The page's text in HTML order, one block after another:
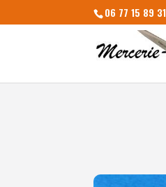
06 77 15 89 31